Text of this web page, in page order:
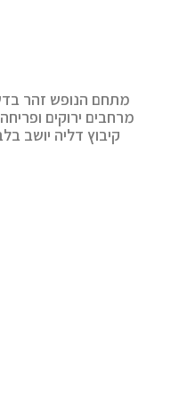
מתחם הנופש זהר
מרחבים ירוקים
קיבוץ דליה